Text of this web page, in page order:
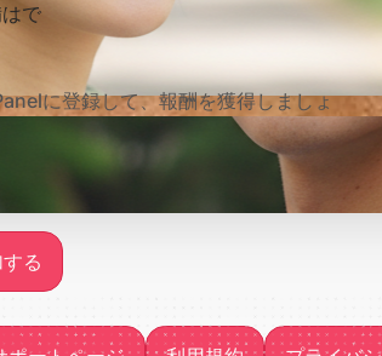
で
に登録して、報酬を獲得しましょ
ぐ参加する
る
サポートページ 利用規約